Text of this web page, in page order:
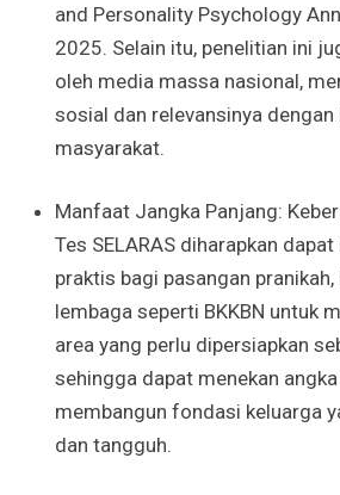
and Personality Psychology
2025. Selain itu, penelitian ini
oleh media massa nasional,
sosial dan relevansinya dengan
masyarakat.
Manfaat Jangka Panjang:
Tes SELARAS diharapkan
praktis bagi pasangan pranikah,
lembaga seperti BKKBN untuk
area yang perlu dipersiapkan
sehingga dapat menekan
membangun fondasi keluarga
dan tangguh.